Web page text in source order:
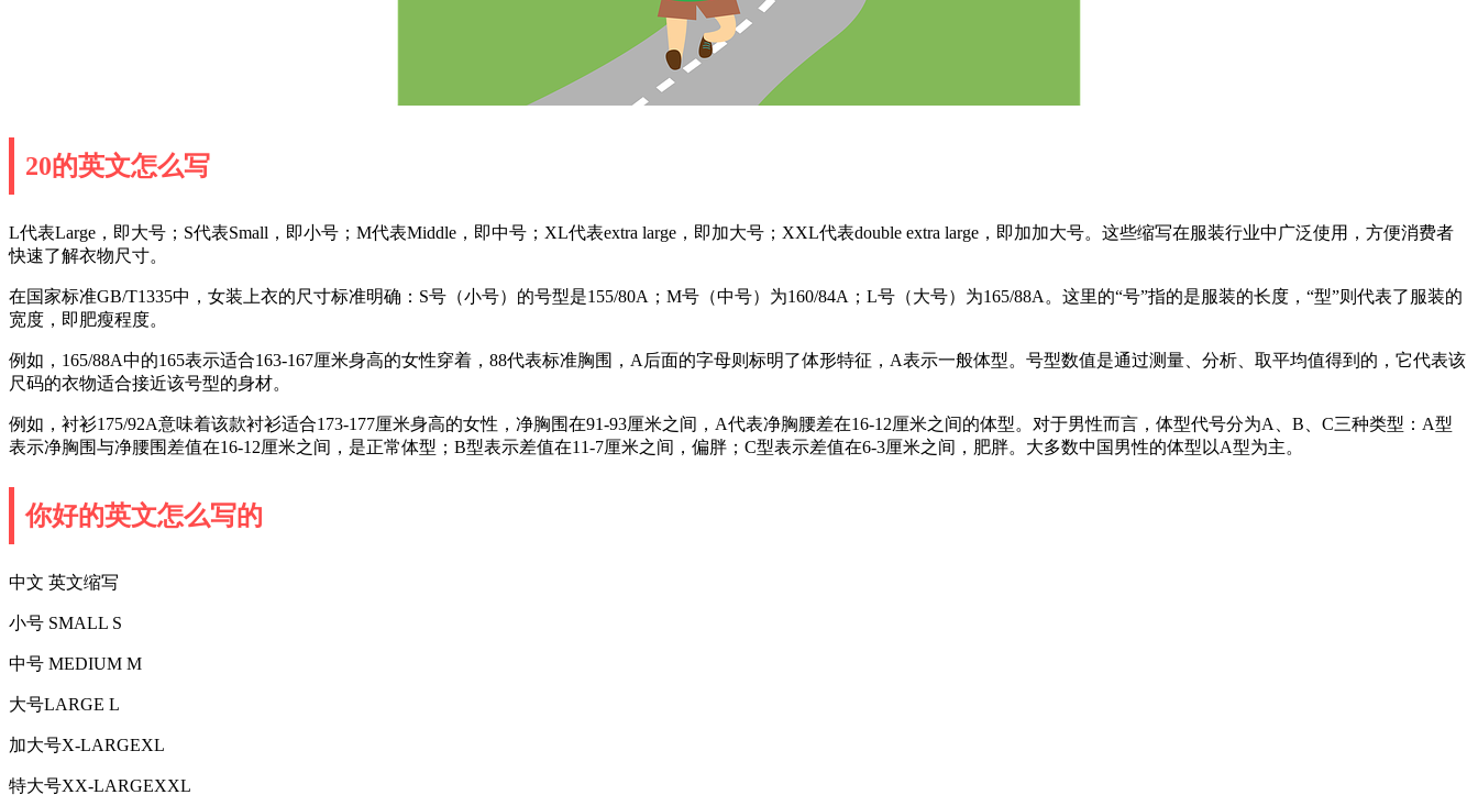
20的英文怎么写
L代表Large，即大号；S代表Small，即小号；M代表Middle，即中号；XL代表extra large，即加大号；XXL代表double extra large，即加加大号。这些缩写在服装行业中广泛使用，方便消费者
快速了解衣物尺寸。
在国家标准GB/T1335中，女装上衣的尺寸标准明确：S号（小号）的号型是155/80A；M号（中号）为160/84A；L号（大号）为165/88A。这里的“号”指的是服装的长度，“型”则代表了服装的
宽度，即肥瘦程度。
例如，165/88A中的165表示适合163-167厘米身高的女性穿着，88代表标准胸围，A后面的字母则标明了体形特征，A表示一般体型。号型数值是通过测量、分析、取平均值得到的，它代表该
尺码的衣物适合接近该号型的身材。
例如，衬衫175/92A意味着该款衬衫适合173-177厘米身高的女性，净胸围在91-93厘米之间，A代表净胸腰差在16-12厘米之间的体型。对于男性而言，体型代号分为A、B、C三种类型：A型
表示净胸围与净腰围差值在16-12厘米之间，是正常体型；B型表示差值在11-7厘米之间，偏胖；C型表示差值在6-3厘米之间，肥胖。大多数中国男性的体型以A型为主。
你好的英文怎么写的
中文 英文缩写
小号 SMALL S
中号 MEDIUM M
大号LARGE L
加大号X-LARGEXL
特大号XX-LARGEXXL